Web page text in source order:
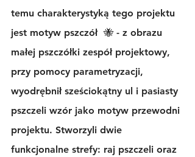
temu charakterystyką tego projektu
jest motyw pszczół  🐝 - z obrazu
małej pszczółki zespół projektowy,
przy pomocy parametryzacji,
wyodrębnił sześciokątny ul i pasiasty
pszczeli wzór jako motyw przewodni
projektu. Stworzyli dwie
funkcjonalne strefy: raj pszczeli oraz